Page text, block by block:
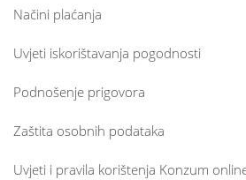
Načini plaćanja
Uvjeti iskorištavanja pogodnosti
Podnošenje prigovora
Zaštita osobnih podataka
Uvjeti i pravila korištenja Konzum